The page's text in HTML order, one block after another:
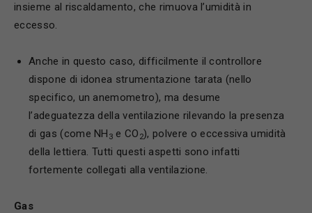
insieme al riscaldamento, che rimuova l’umidità in
eccesso.
Anche in questo caso, difficilmente il controllore
dispone di idonea strumentazione tarata (nello
specifico, un anemometro), ma desume
l’adeguatezza della ventilazione rilevando la presenza
di gas (come NH 3 e CO 2), polvere o eccessiva umidità
della lettiera. Tutti questi aspetti sono infatti
fortemente collegati alla ventilazione.
Gas